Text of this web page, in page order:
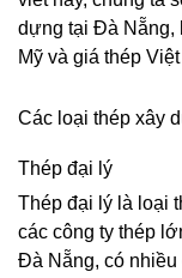
dựng tại Đà Nẵng,
Mỹ và giá thép
Các loại thép xây
Thép đại lý
Thép đại lý là loại
các công ty thép
Đà Nẵng, có nhiều